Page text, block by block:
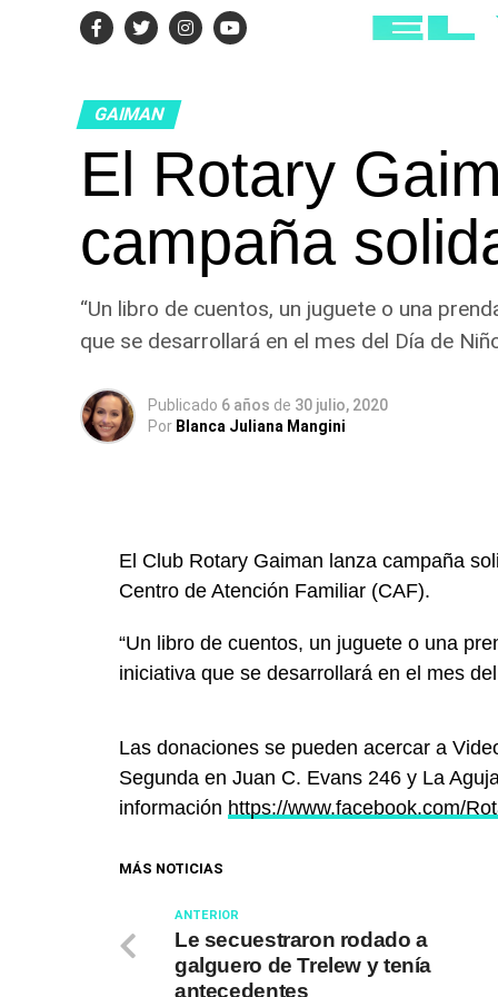
GAIMAN
El Rotary
campaña
“Un libro de cuentos, un juguete o una
que se desarrollará en el mes del Día de
Publicado 6 años de 30 julio, 2020
Por Blanca Juliana Mangini
El Club Rotary Gaiman lanza campaña
Centro de Atención Familiar (CAF).
“Un libro de cuentos, un juguete o una
iniciativa que se desarrollará en el mes
Las donaciones se pueden acercar a
Segunda en Juan C. Evans 246 y La
información https://www.facebook.com/
MÁS NOTICIAS
ANTERIOR
Le secuestraron rodado a
galguero de Trelew y tenía
antecedentes